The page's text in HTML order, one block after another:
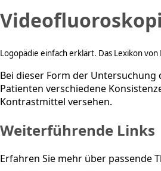
Logopädie einfach erklärt. Das Lexikon von
Bei dieser Form der
Patienten verschiedene
Kontrastmittel versehen.
Weiterführende Links
Erfahren Sie mehr über passende